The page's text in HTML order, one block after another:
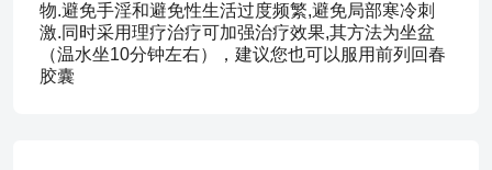
物.避免手淫和避免性生活过度频繁,避免局部寒冷刺
激.同时采用理疗治疗可加强治疗效果,其方法为坐盆
（温水坐10分钟左右），建议您也可以服用前列回春
胶囊